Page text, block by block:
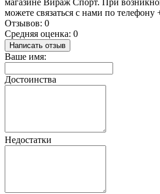
можете связаться с нами по телефону
Отзывов: 0
Средняя оценка: 0
Написать отзыв
Ваше имя:
Достоинства
Недостатки